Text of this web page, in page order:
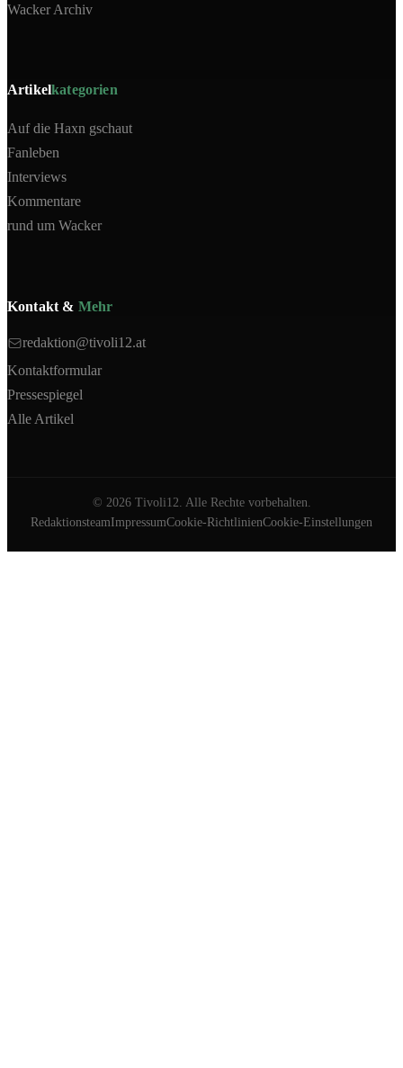
Wacker Archiv
Artikelkategorien
Auf die Haxn gschaut
Fanleben
Interviews
Kommentare
rund um Wacker
Kontakt & Mehr
redaktion@tivoli12.at
Kontaktformular
Pressespiegel
Alle Artikel
© 2026Tivoli12. Alle Rechte vorbehalten.
RedaktionsteamImpressumCookie-RichtlinienCookie-Einstellungen